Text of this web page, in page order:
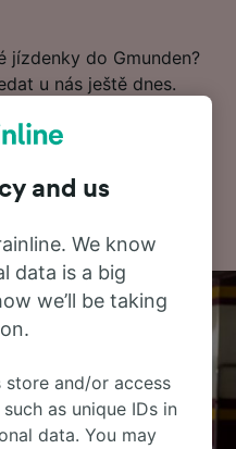
jízdenky do Gmunden?
u nás ještě dnes.
víc o cestě, níže
rezervaci levných
otázky, včetně prvních
and us
We know
data is a big
we’ll be taking
store and/or access
as unique IDs in
data. You may